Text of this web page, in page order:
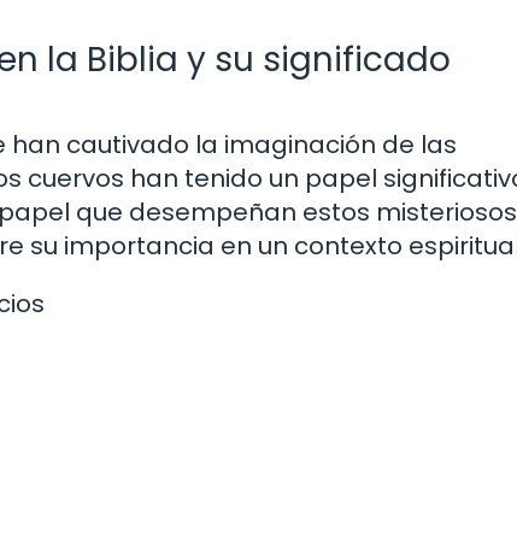
la Biblia y su significado
han cautivado la imaginación de las
cuervos han tenido un papel
que desempeñan estos misteriosos
su importancia en un contexto